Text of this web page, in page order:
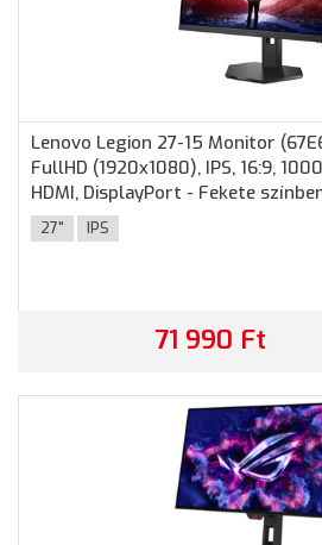
Lenovo Legion 27-15 Monitor
FullHD (1920x1080), IPS, 16:9,
HDMI, DisplayPort - Fekete
27" IPS
71 990 Ft